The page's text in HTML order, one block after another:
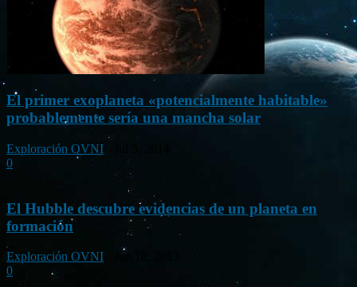
El primer exoplaneta «potencialmente habitable»
probablemente sería una mancha solar
Exploración OVNI
0
El Hubble descubre evidencias de un planeta en
formación
Exploración OVNI
Jun 18, 2013
0